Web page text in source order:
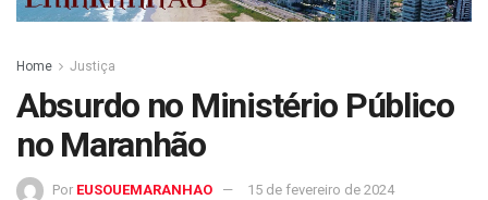
Home Justiça
Absurdo no Ministério Público
no Maranhão
Por EUSOUEMARANHAO 15 de fevereiro de 2024